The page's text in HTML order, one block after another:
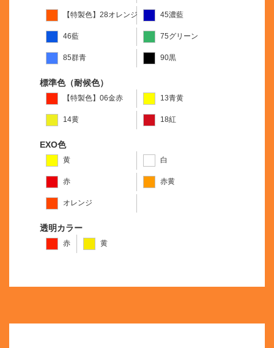
【特製色】28オレンジ 45濃藍
46藍 75グリーン
85群青 90黒
標準色（耐候色）
【特製色】06金赤 13青黄
14黄 18紅
EXO色
黄 白
赤 赤黄
オレンジ
透明カラー
赤 黄